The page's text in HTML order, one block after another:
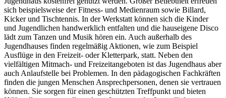
sich beispielsweise der Fitness- und Medienraum sowie Billard,
Kicker und Tischtennis. In der Werkstatt können sich die Kinder
und Jugendlichen handwerklich entfalten und die hauseigene Disco
lädt zum Tanzen und Musik hören ein. Auch außerhalb des
Jugendhauses finden regelmäßig Aktionen, wie zum Beispiel
Ausflüge in den Freizeit- oder Kletterpark, statt. Neben den
vielfältigen Mitmach- und Freizeitangeboten ist das Jugendhaus aber
auch Anlaufstelle bei Problemen. In den pädagogischen Fachkräften
finden die jungen Menschen Ansprechpersonen, denen sie vertrauen
können. Sie sorgen für einen geschützten Treffpunkt und bieten